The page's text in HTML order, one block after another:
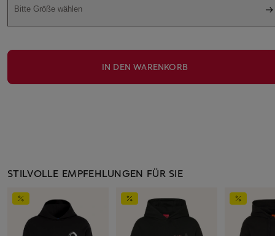
Bitte Größe wählen
IN DEN WARENKORB
STILVOLLE EMPFEHLUNGEN FÜR SIE